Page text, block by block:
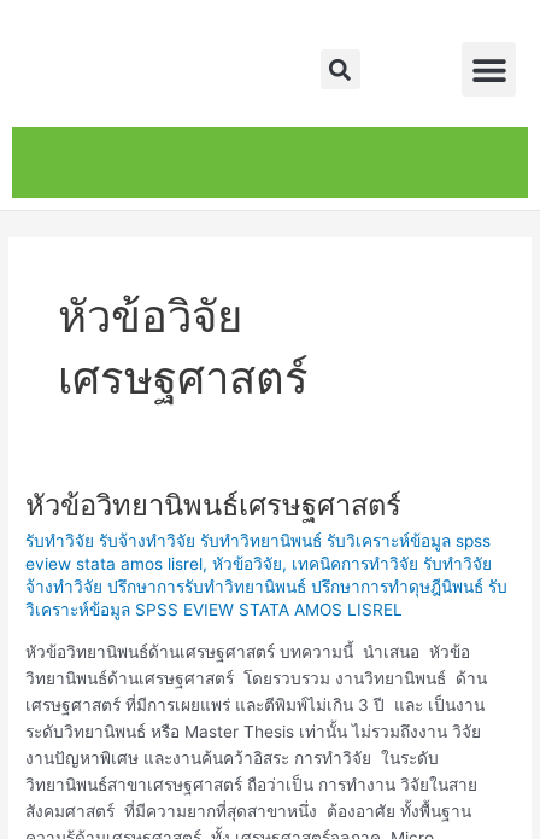
Search
หัวข้อวิจัย
เศรษฐศาสตร์
หัวข้อวิทยานิพนธ์เศรษฐศาสตร์
รับทำวิจัย รับจ้างทำวิจัย รับทำวิทยานิพนธ์ รับวิเคราะห์ข้อมูล spss
eview stata amos lisrel,หัวข้อวิจัย, เทคนิคการทำวิจัย รับทำวิจัย
จ้างทำวิจัย ปรึกษาการรับทำวิทยานิพนธ์ ปรึกษาการทำดุษฎีนิพนธ์ รับ
วิเคราะห์ข้อมูล SPSS EVIEW STATA AMOS LISREL
หัวข้อวิทยานิพนธ์ด้านเศรษฐศาสตร์ บทความนี้ นำเสนอ หัวข้อ
วิทยานิพนธ์ด้านเศรษฐศาสตร์ โดยรวบรวม งานวิทยานิพนธ์ ด้าน
เศรษฐศาสตร์ ที่มีการเผยแพร่ และตีพิมพ์ไม่เกิน 3 ปี และ เป็นงาน
ระดับวิทยานิพนธ์ หรือ Master Thesis เท่านั้น ไม่รวมถึงงาน วิจัย
งานปัญหาพิเศษ และงานค้นคว้าอิสระ การทำวิจัย ในระดับ
วิทยานิพนธ์สาขาเศรษฐศาสตร์ ถือว่าเป็น การทำงาน วิจัยในสาย
สังคมศาสตร์ ที่มีความยากที่สุดสาขาหนึ่ง ต้องอาศัย ทั้งพื้นฐาน
หัวข้อ
เศรษฐศาสตร์